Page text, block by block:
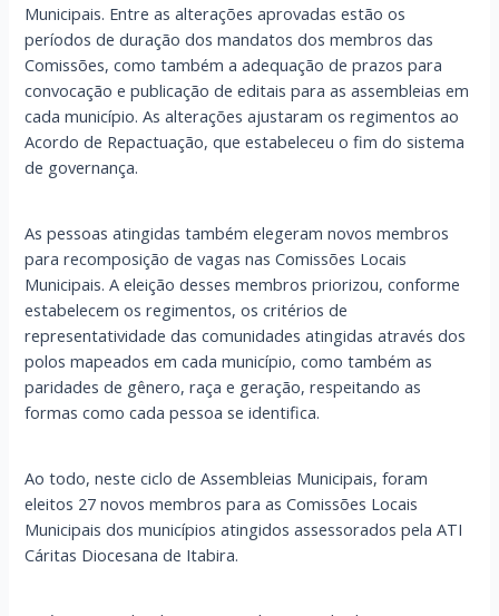
Municipais. Entre as alterações aprovadas estão os
períodos de duração dos mandatos dos membros das
Comissões, como também a adequação de prazos para
convocação e publicação de editais para as assembleias em
cada município. As alterações ajustaram os regimentos ao
Acordo de Repactuação, que estabeleceu o fim do sistema
de governança.
As pessoas atingidas também elegeram novos membros
para recomposição de vagas nas Comissões Locais
Municipais. A eleição desses membros priorizou, conforme
estabelecem os regimentos, os critérios de
representatividade das comunidades atingidas através dos
polos mapeados em cada município, como também as
paridades de gênero, raça e geração, respeitando as
formas como cada pessoa se identifica.
Ao todo, neste ciclo de Assembleias Municipais, foram
eleitos 27 novos membros para as Comissões Locais
Municipais dos municípios atingidos assessorados pela ATI
Cáritas Diocesana de Itabira.